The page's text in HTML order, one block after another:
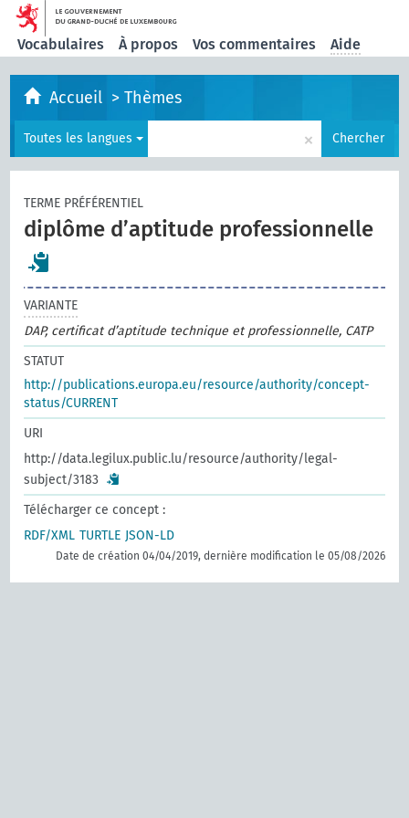
Vocabulaires À propos Vos commentaires Aide
Accueil >Thèmes
Toutes les langues × Chercher
TERME PRÉFÉRENTIEL
diplôme d’aptitude professionnelle
VARIANTE
DAP, certificat d’aptitude technique et professionnelle, CATP
STATUT
http://publications.europa.eu/resource/authority/concept-
status/CURRENT
URI
http://data.legilux.public.lu/resource/authority/legal-
subject/3183
Télécharger ce concept :
RDF/XML TURTLE JSON-LD
Date de création 04/04/2019, dernière modification le 05/08/2026